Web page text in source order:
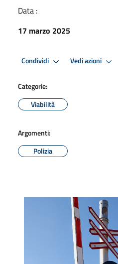
Data :
17 marzo 2025
Condividi Vedi azioni
Categorie:
Viabilità
Argomenti:
Polizia